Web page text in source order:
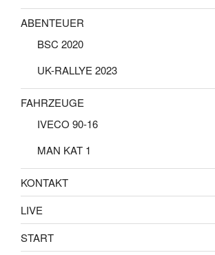
ABENTEUER
BSC 2020
UK-RALLYE 2023
FAHRZEUGE
IVECO 90-16
MAN KAT 1
KONTAKT
LIVE
START